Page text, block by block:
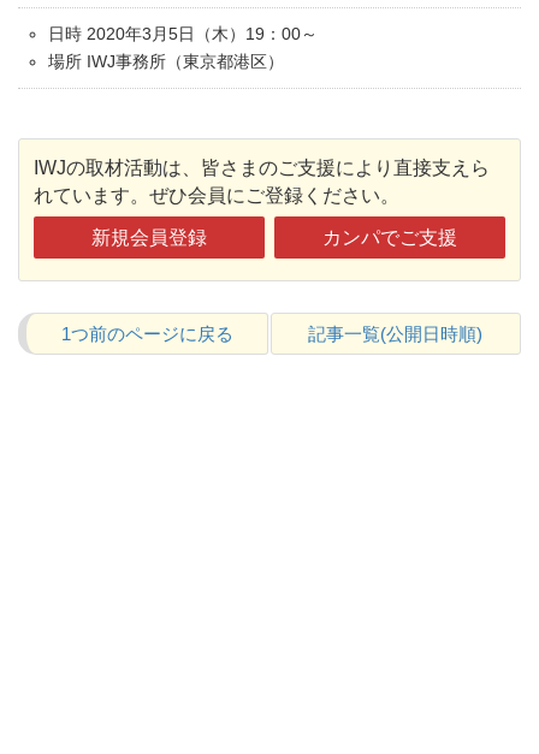
日時 2020年3月5日（木）19：00～
場所 IWJ事務所（東京都港区）
IWJの取材活動は、皆さまのご支援により直接支えら
れています。ぜひ会員にご登録ください。
新規会員登録 カンパでご支援
1つ前のページに戻る 記事一覧(公開日時順)